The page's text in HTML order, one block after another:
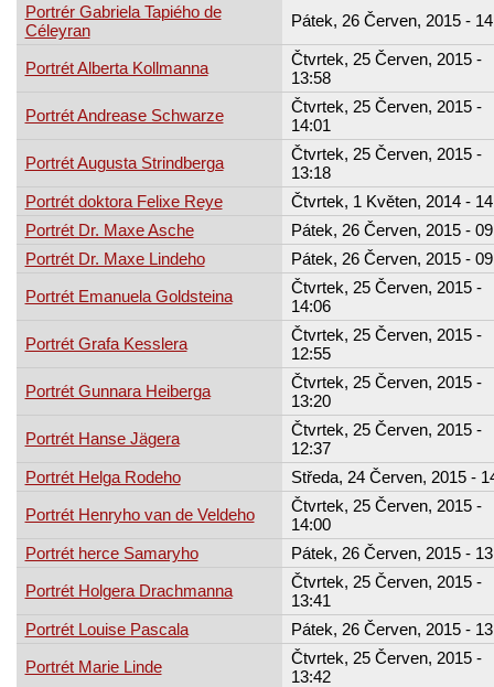
Portrér Gabriela Tapiého de
Céleyran
Pátek, 26 Červen, 2015 -
Portrét Alberta Kollmanna
Čtvrtek, 25 Červen, 2015 -
13:58
Portrét Andrease Schwarze
Čtvrtek, 25 Červen, 2015 -
14:01
Portrét Augusta Strindberga
Čtvrtek, 25 Červen, 2015 -
13:18
Portrét doktora Felixe Reye
Čtvrtek, 1 Květen, 2014 -
Portrét Dr. Maxe Asche
Pátek, 26 Červen, 2015 -
Portrét Dr. Maxe Lindeho
Pátek, 26 Červen, 2015 -
Portrét Emanuela Goldsteina
Čtvrtek, 25 Červen, 2015 -
14:06
Portrét Grafa Kesslera
Čtvrtek, 25 Červen, 2015 -
12:55
Portrét Gunnara Heiberga
Čtvrtek, 25 Červen, 2015 -
13:20
Portrét Hanse Jägera
Čtvrtek, 25 Červen, 2015 -
12:37
Portrét Helga Rodeho
Středa, 24 Červen, 2015 -
Portrét Henryho van de Veldeho
Čtvrtek, 25 Červen, 2015 -
14:00
Portrét herce Samaryho
Pátek, 26 Červen, 2015 -
Portrét Holgera Drachmanna
Čtvrtek, 25 Červen, 2015 -
13:41
Portrét Louise Pascala
Pátek, 26 Červen, 2015 -
Portrét Marie Linde
Čtvrtek, 25 Červen, 2015 -
13:42